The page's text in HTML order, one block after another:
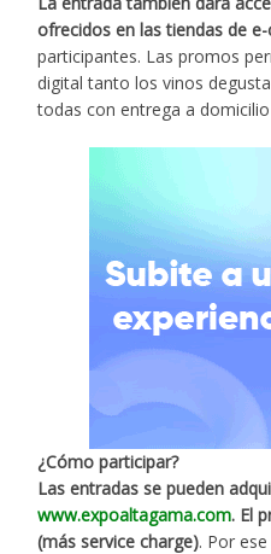
ofrecidos en las tiendas de
participantes. Las promos
digital tanto los vinos
todas con entrega a domicilio
¿Cómo participar?
Las entradas se pueden
www.expoaltagama.com. El
(más service charge). Por